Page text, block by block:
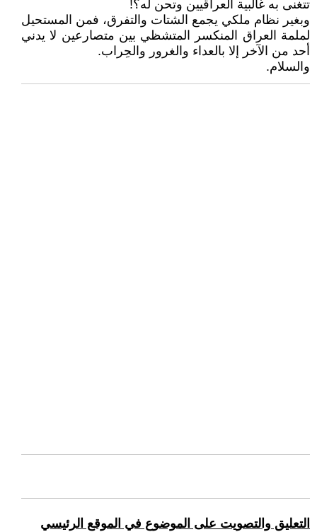
تتغنى به غالبية العراقيين وتحن له؟!
وبغير نظام ملكي يجمع الشتات والتفرق، فمن المستحيل
لملمة العراق المنكسر المتشظي بين متصارعين لا يدني
أحد من الآخر إلا بالعداء والغرور والحِراب.
والسلام.
التعليق والتصويت على الموضوع في الموقع الرئيسي